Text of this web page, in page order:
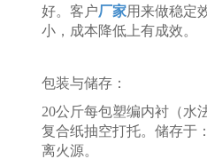
好。客户厂家用来做稳定
小，成本降低上有成效。
包装与储存：
20公斤每包塑编内衬（水
复合纸抽空打托。储存于
离火源。